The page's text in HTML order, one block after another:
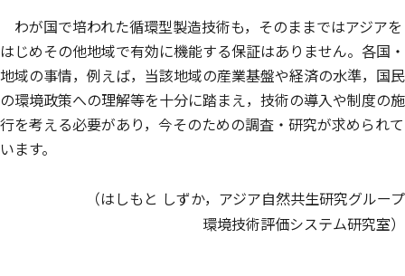
わが国で培われた循環型製造技術も，そのままではアジアを
はじめその他地域で有効に機能する保証はありません。各国・
地域の事情，例えば，当該地域の産業基盤や経済の水準，国民
の環境政策への理解等を十分に踏まえ，技術の導入や制度の施
行を考える必要があり，今そのための調査・研究が求められて
います。
（はしもと しずか，アジア自然共生研究グループ
環境技術評価システム研究室）